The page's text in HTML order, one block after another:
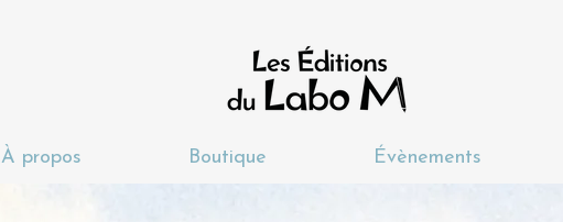
À propos Boutique Évènements